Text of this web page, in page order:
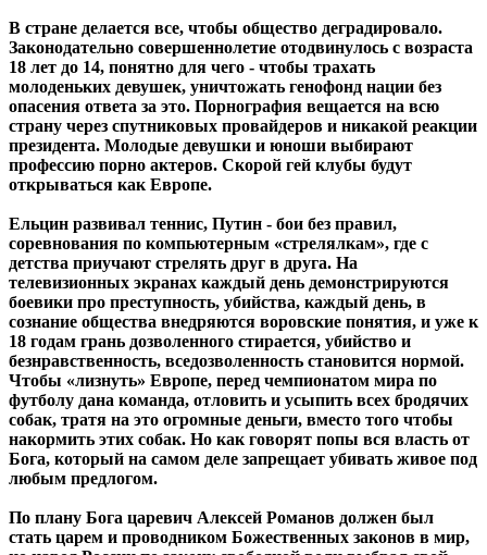
В стране делается все, чтобы общество деградировало.
Законодательно совершеннолетие отодвинулось с возраста
18 лет до 14, понятно для чего - чтобы трахать
молоденьких девушек, уничтожать генофонд нации без
опасения ответа за это. Порнография вещается на всю
страну через спутниковых провайдеров и никакой реакции
президента. Молодые девушки и юноши выбирают
профессию порно актеров. Скорой гей клубы будут
открываться как Европе.
Ельцин развивал теннис, Путин - бои без правил,
соревнования по компьютерным «стрелялкам», где с
детства приучают стрелять друг в друга. На
телевизионных экранах каждый день демонстрируются
боевики про преступность, убийства, каждый день, в
сознание общества внедряются воровские понятия, и уже к
18 годам грань дозволенного стирается, убийство и
безнравственность, вседозволенность становится нормой.
Чтобы «лизнуть» Европе, перед чемпионатом мира по
футболу дана команда, отловить и усыпить всех бродячих
собак, тратя на это огромные деньги, вместо того чтобы
накормить этих собак. Но как говорят попы вся власть от
Бога, который на самом деле запрещает убивать живое под
любым предлогом.
По плану Бога царевич Алексей Романов должен был
стать царем и проводником Божественных законов в мир,